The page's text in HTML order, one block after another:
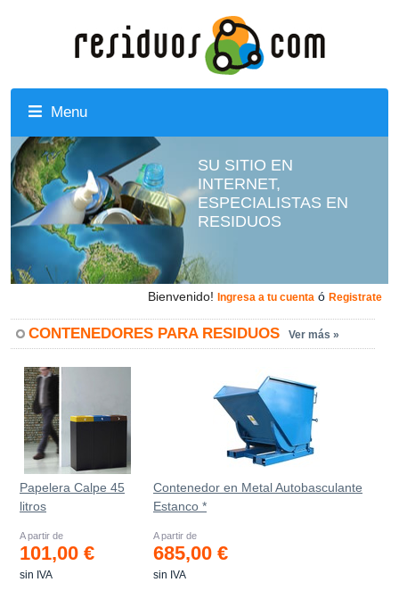
Menu
SU SITIO EN
INTERNET,
ESPECIALISTAS EN
RESIDUOS
Bienvenido! Ingresa a tu cuenta ó Registrate
CONTENEDORES PARA RESIDUOS Ver más »
Papelera Calpe 45
litros
A partir de
101,00 €
sin IVA
Contenedor en Metal Autobasculante
Estanco *
A partir de
685,00 €
sin IVA